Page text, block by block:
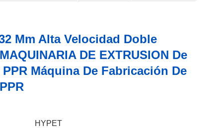
Mm Alta Velocidad Doble
DE EXTRUSION De
Máquina De Fabricación De
HYPET